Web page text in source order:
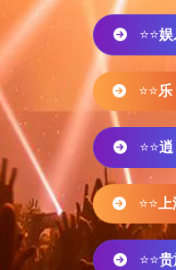
⭐⭐娱
⭐⭐乐
⭐⭐逍
⭐⭐
⭐⭐贵